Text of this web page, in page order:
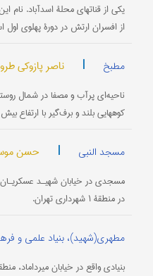
یکی از قناتهای محلۀ اسدآباد.
از افسران ارتش در دورۀ پهلوی
مطبخ | ناصر پازوکی
ناحیه‌ای پرآب و مصفا در شمال
کوههایی بلند و برف‌گیر با ارتفاع بیش از ۰۰۰‘۴ متر از سطح دریا
مسجد النبی | حسن
در منطقۀ ۱ شهرداری تهران.
مطهری(شهید)، بنیاد علمی و
بنیادی واقع در خیابان میرداماد، منطقۀ ۳ شهرداری